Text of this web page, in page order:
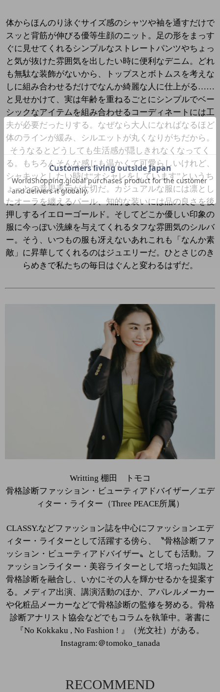
体からほんのり泳ぐサイズ感のシャツや袖を通すだけで
スッと背筋が伸びる優等生顔のニット。足の形をまっす
ぐに見せてくれるシンプルなストレートパンツやちょっ
と気が抜けた雰囲気を出したい時に便利なデニム。どれ
も無駄な装飾がないから、トップスとボトムスを考えな
しに組み合わせるだけでなんか綺麗な人に仕上がる……
と見せかけて、実は年齢を重ねるごとにシンプルでベー
シックなアイテムを組み合わせるコーディネートには工
夫が必要だったりする。なぜなら大人になればなるほど
体のラインが緩み、シルエットが丸くなりがちだから。
そうなるとどうしても生活感が隠しきれなくなってく
る。もちろんそんな感じも温かくて可愛らしいけれど、
シャキッとしたい時は“オシャレをしています”というち
ょっとの意思表示が大切だ。カジュアルな服には凛とし
たオーラを纏えるパール、知的な装いには品の良さを後
押しするイエローゴールド。そしてどこか優しい印象の
服に今っぽい洗練を与えてくれるタフな雰囲気のシルバ
ー。そう、いつもの服も冴えないあれこれも「なんか素
敵」に昇華してくれるのはジュエリーだ。ひとさじのき
らめきで私たちの毎日はぐんと変わるはずだ。
Writting 棚田 トモコ
骨格診断ファッション・ビューティアドバイザー／エデ
ィター・ライター（Three PEACE所属）
CLASSY.などファッション誌を中心にファッションエデ
ィター・ライターとして活躍する傍ら、〝骨格診断ファ
ッション・ビューティアドバイザー〟としても活動。フ
ァッションライター・美容ライターとして培った知識と
骨格診断を融合し、いかにその人を輝かせるかを提案す
る。メディア出演、講演活動のほか、アパレルメーカー
や化粧品メーカーなどで骨格診断の監修を努める。骨格
診断アナリスト協会などでもコラムを執筆中。著書に
『No Kokkaku , No Fashion ! 』（光文社）がある。
Instagram:＠tomoko_tanada
RECOMMEND